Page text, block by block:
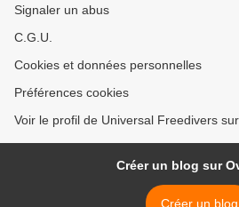
Signaler un abus
C.G.U.
Cookies et données personnelles
Préférences cookies
Voir le profil de Universal Freedivers
Créer un blog sur
Créer un blog